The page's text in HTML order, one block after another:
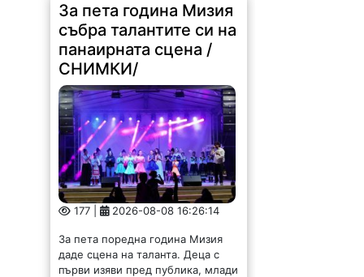
За пета година Мизия
събра талантите си на
панаирната сцена /
СНИМКИ/
177 | 2026-08-08 16:26:14
За пета поредна година Мизия
даде сцена на таланта. Деца с
първи изяви пред публика, млади